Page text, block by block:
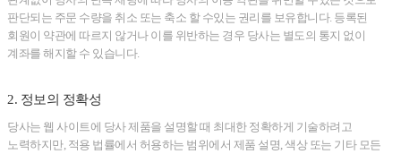
판단되는 주문 수량을 취소 또는 축소 할 수있는 권리를 보유합니다. 등록된
회원이 약관에 따르지 않거나 이를 위반하는 경우 당사는 별도의 통지 없이
계좌를 해지할 수 있습니다.
2. 정보의 정확성
당사는 웹 사이트에 당사 제품을 설명할 때 최대한 정확하게 기술하려고
노력하지만, 적용 법률에서 허용하는 범위에서 제품 설명, 색상 또는 기타 모든